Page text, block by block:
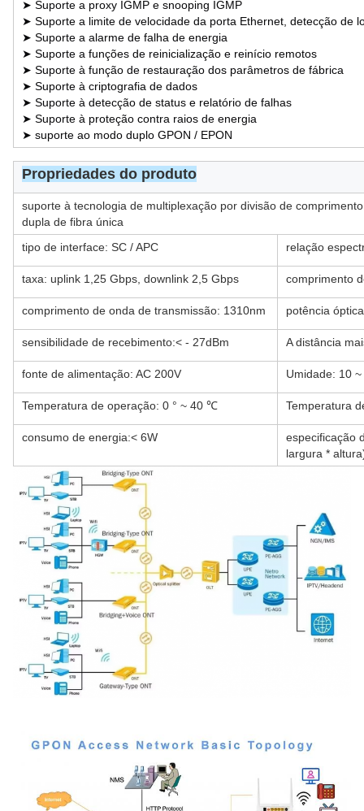
➤ Suporte a proxy IGMP e snooping IGMP
➤ Suporte a limite de velocidade da porta Ethernet, detecção de
➤ Suporte a alarme de falha de energia
➤ Suporte a funções de reinicialização e reinício remotos
➤ Suporte à função de restauração dos parâmetros de fábrica
➤ Suporte à criptografia de dados
➤ Suporte à detecção de status e relatório de falhas
➤ Suporte à proteção contra raios de energia
➤ suporte ao modo duplo GPON / EPON
Propriedades do produto
suporte à tecnologia de multiplexação por divisão de
dupla de fibra única
tipo de interface: SC / APC
relação
taxa: uplink 1,25 Gbps, downlink 2,5 Gbps comprimento
comprimento de onda de transmissão: 1310nm potência
sensibilidade de recebimento:< - 27dBm A distância
fonte de alimentação: AC 200V Umidade: 10
Temperatura de operação: 0 ° ~ 40 ℃ Temperatura
consumo de energia:< 6W
especificação
largura *